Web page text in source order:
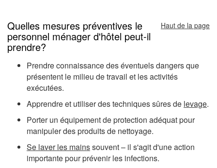
Quelles mesures préventives le
personnel ménager d'hôtel peut-il
prendre?
Haut de la page
Prendre connaissance des éventuels dangers que
présentent le milieu de travail et les activités
exécutées.
Apprendre et utiliser des techniques sûres de levage.
Porter un équipement de protection adéquat pour
manipuler des produits de nettoyage.
Se laver les mainssouvent – il s'agit d'une action
importante pour prévenir les infections.